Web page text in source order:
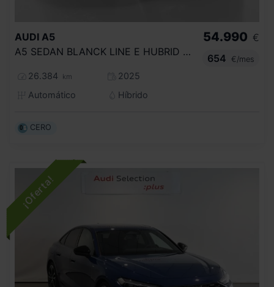
AUDI A5
A5 SEDAN BLANCK LINE E HUBRID QUATTRO 220KW STRONIC
26.384 km
2025
Automático
Híbrido
54.990 €
654
€/mes
CERO